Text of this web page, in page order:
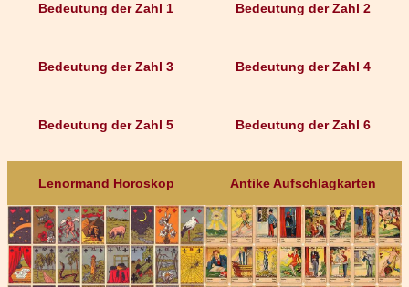
Bedeutung der Zahl 1
Bedeutung der Zahl 3
Bedeutung der Zahl 5
Bedeutung der Zahl 2
Bedeutung der Zahl 4
Bedeutung der Zahl 6
Lenormand Horoskop Antike Aufschlagkarten